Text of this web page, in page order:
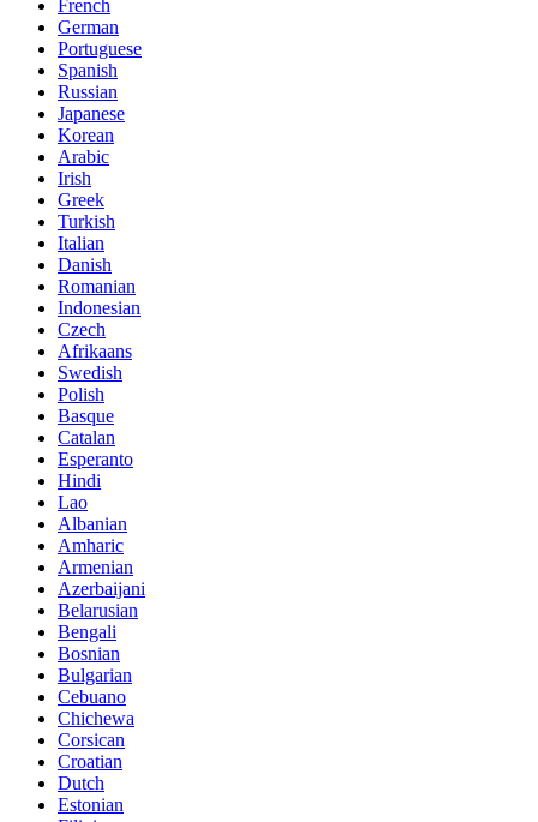
French
German
Portuguese
Spanish
Russian
Japanese
Korean
Arabic
Irish
Greek
Turkish
Italian
Danish
Romanian
Indonesian
Czech
Afrikaans
Swedish
Polish
Basque
Catalan
Esperanto
Hindi
Lao
Albanian
Amharic
Armenian
Azerbaijani
Belarusian
Bengali
Bosnian
Bulgarian
Cebuano
Chichewa
Corsican
Croatian
Dutch
Estonian